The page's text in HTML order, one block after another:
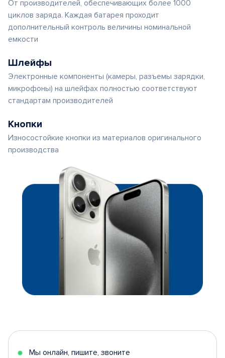
От производителей, обеспечивающих более 1000
циклов заряда. Каждая батарея проходит
дополнительный контроль величины номинальной
емкости
Шлейфы
Электронные компоненты (камеры, разъемы зарядки,
микрофоны) на шлейфах полностью соответствуют
стандартам производителей
Кнопки
Износостойкие кнопки из материалов оригинального
производства
Мы онлайн, пишите, звоните